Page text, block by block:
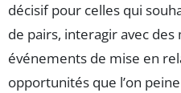
décisif pour celles qui
de pairs, interagir avec
événements de mise en
opportunités que l’on